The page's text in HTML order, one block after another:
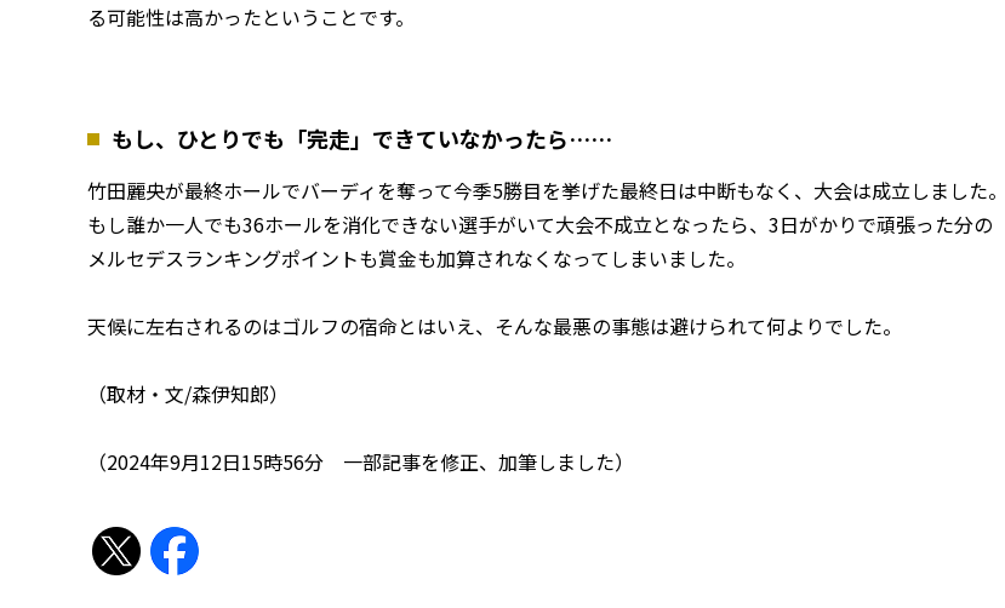
る可能性は高かったということです。
もし、ひとりでも「完走」できていなかったら……
竹田麗央が最終ホールでバーディを奪って今季5勝目を挙げた最終日は中断もなく、大会は成立しました。
もし誰か一人でも36ホールを消化できない選手がいて大会不成立となったら、3日がかりで頑張った分の
メルセデスランキングポイントも賞金も加算されなくなってしまいました。
天候に左右されるのはゴルフの宿命とはいえ、そんな最悪の事態は避けられて何よりでした。
（取材・文/森伊知郎）
（2024年9月12日15時56分 一部記事を修正、加筆しました）